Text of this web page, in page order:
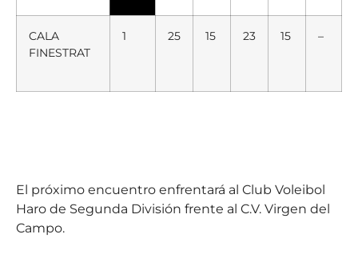
CALA
FINESTRAT
1 25 15 23 15 –
El próximo encuentro enfrentará al Club Voleibol
Haro de Segunda División frente al C.V. Virgen del
Campo.